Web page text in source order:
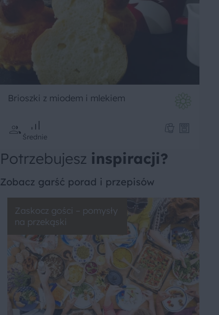
Brioszki z miodem i mlekiem
Średnie
Potrzebujesz inspiracji?
Zobacz garść porad i przepisów
Zaskocz gości – pomysły
na przekąski